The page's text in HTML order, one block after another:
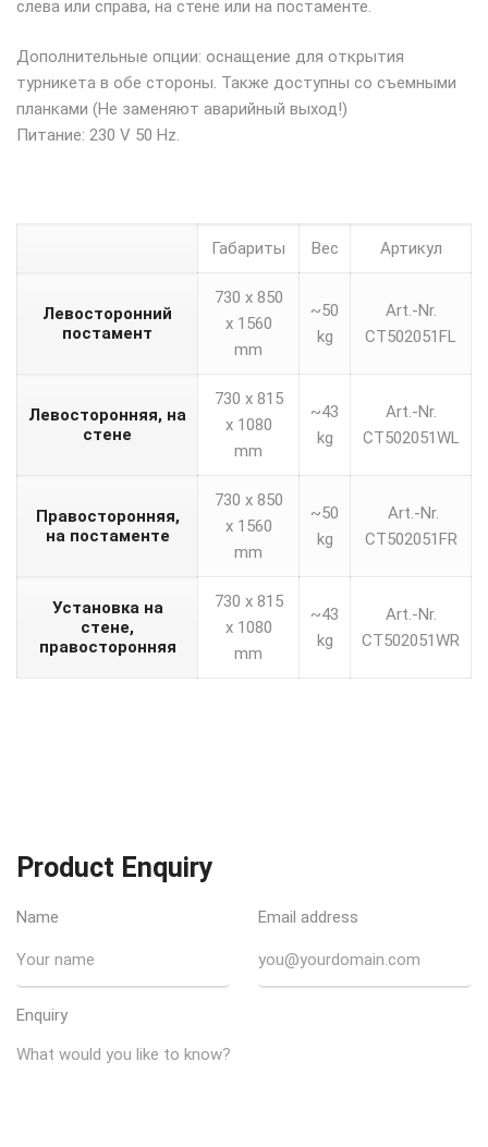
слева или справа, на стене или на постаменте.
Дополнительные опции: оснащение для открытия
турникета в обе стороны. Также доступны со съемными
планками (Не заменяют аварийный выход!)
Питание: 230 V 50 Hz.
Габариты Вес Артикул
Левосторонний
постамент
730 x 850
x 1560
mm
~50
kg
Art.-Nr.
CT502051FL
Левосторонняя, на
стене
730 x 815
x 1080
mm
~43
kg
Art.-Nr.
CT502051WL
Правосторонняя,
на постаменте
730 x 850
x 1560
mm
~50
kg
Art.-Nr.
CT502051FR
Установка на
стене,
правосторонняя
730 x 815
x 1080
mm
~43
kg
Art.-Nr.
CT502051WR
Product Enquiry
Name Email address
Enquiry